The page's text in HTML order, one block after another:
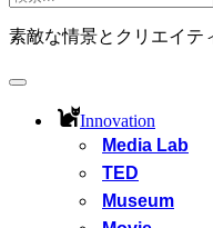
メ
ニ
ュ
索...
素敵な情景とクリエイテ
ナ
Innovation
Media Lab
TED
Museum